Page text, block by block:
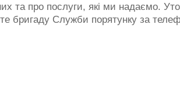
та про послуги, які ми надаємо.
бригаду Служби порятунку за